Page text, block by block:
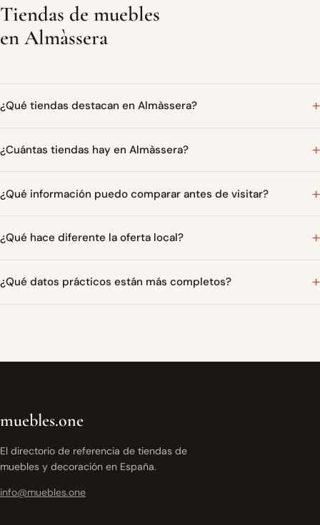
Tiendas de muebles
en Almàssera
¿Qué tiendas destacan en Almàssera?
¿Cuántas tiendas hay en Almàssera?
¿Qué información puedo comparar antes de visitar?
¿Qué hace diferente la oferta local?
¿Qué datos prácticos están más completos?
muebles.one
El directorio de referencia de tiendas de
muebles y decoración en España.
info@muebles.one